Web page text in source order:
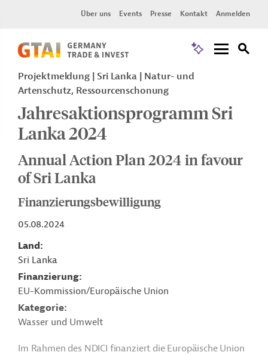
Über uns Events Presse Kontakt Anmelden
Projektmeldung Sri Lanka
Natur- und
Artenschutz, Ressourcenschonung
Jahresaktionsprogramm Sri
Lanka 2024
Annual Action Plan 2024 in favour
of Sri Lanka
Finanzierungsbewilligung
05.08.2024
Land
Sri Lanka
Finanzierung
EU-Kommission/Europäische Union
Kategorie
Wasser und Umwelt
Im Rahmen des NDICI finanziert die Europäische Union